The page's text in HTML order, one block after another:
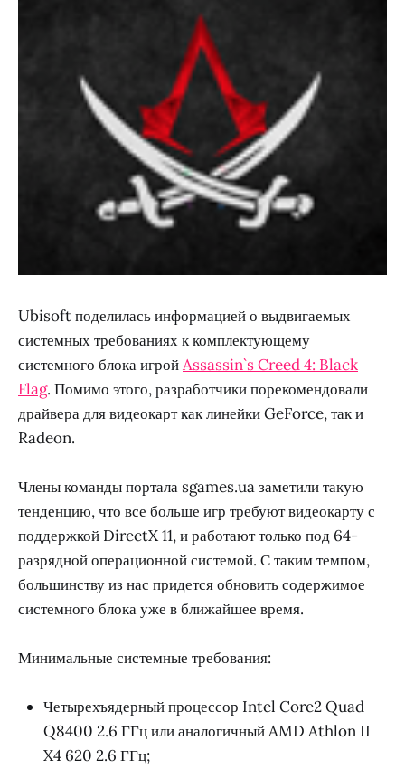
Ubisoft поделилась информацией о выдвигаемых
системных требованиях к комплектующему
системного блока игройAssassin`s Creed 4: Black
Flag. Помимо этого, разработчики порекомендовали
драйвера для видеокарт как линейки GeForce, так и
Radeon.
Члены команды портала sgames.ua заметили такую
тенденцию, что все больше игр требуют видеокарту с
поддержкой DirectX 11, и работают только под 64-
разрядной операционной системой. С таким темпом,
большинству из нас придется обновить содержимое
системного блока уже в ближайшее время.
Минимальные системные требования:
Четырехъядерный процессор Intel Core2 Quad
Q8400 2.6 ГГц или аналогичный AMD Athlon II
X4 620 2.6 ГГц;